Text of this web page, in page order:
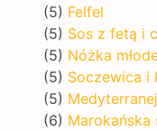
(5) Felfel
(5) Sos z fetą i
(5) Nóżka
(5) Soczewica i
(5)
(6) Marokańska